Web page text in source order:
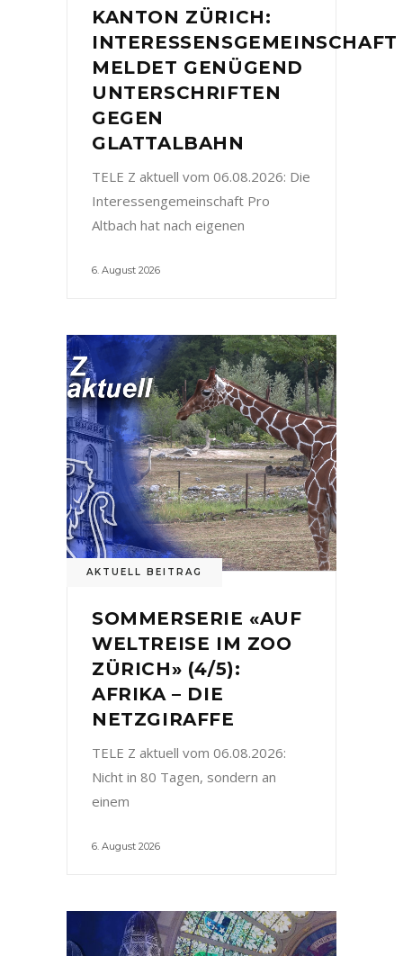
KANTON ZÜRICH:
INTERESSENSGEMEINSCHAFT
MELDET GENÜGEND
UNTERSCHRIFTEN
GEGEN
GLATTALBAHN
TELE Z aktuell vom 06.08.2026: Die
Interessengemeinschaft Pro
Altbach hat nach eigenen
6. August 2026
AKTUELL BEITRAG
SOMMERSERIE «AUF
WELTREISE IM ZOO
ZÜRICH» (4/5):
AFRIKA – DIE
NETZGIRAFFE
TELE Z aktuell vom 06.08.2026:
Nicht in 80 Tagen, sondern an
einem
6. August 2026